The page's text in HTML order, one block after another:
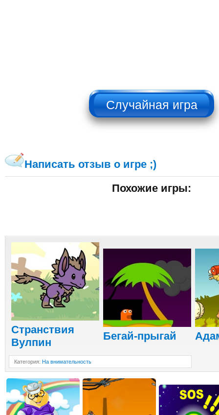
НЕ НАЖИМАТЬ!!!
Написать отзыв о игре ;)
Похожие игры:
Странствия
Вулпин
Бегай-прыгай
Категория: На внимательность